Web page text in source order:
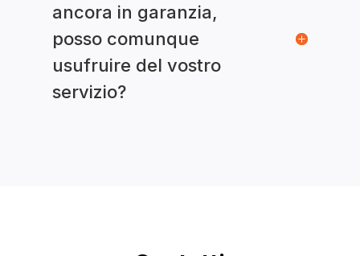
ancora in garanzia,
posso comunque
usufruire del vostro
servizio?